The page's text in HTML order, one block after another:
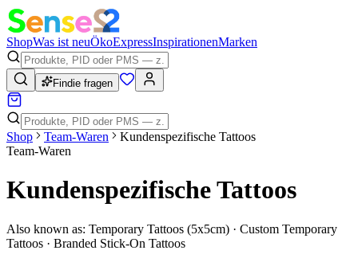
ShopWas ist neuÖkoExpressInspirationenMarken
Findie fragen
Shop Team-Waren
Kundenspezifische Tattoos
Team-Waren
Kundenspezifische Tattoos
Also known as: Temporary Tattoos (5x5cm) · Custom Temporary
Tattoos · Branded Stick-On Tattoos